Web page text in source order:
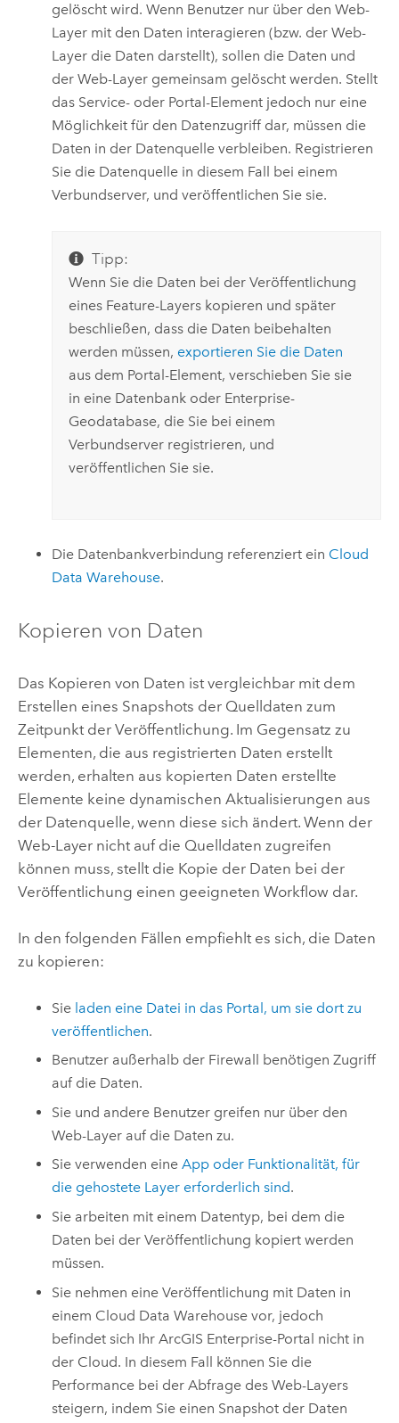
gelöscht wird. Wenn Benutzer nur über den Web-
Layer mit den Daten interagieren (bzw. der Web-
Layer die Daten darstellt), sollen die Daten und
der Web-Layer gemeinsam gelöscht werden. Stellt
das Service- oder Portal-Element jedoch nur eine
Möglichkeit für den Datenzugriff dar, müssen die
Daten in der Datenquelle verbleiben. Registrieren
Sie die Datenquelle in diesem Fall bei einem
Verbundserver, und veröffentlichen Sie sie.
Tipp:
Wenn Sie die Daten bei der Veröffentlichung
eines Feature-Layers kopieren und später
beschließen, dass die Daten beibehalten
werden müssen, exportieren Sie die Daten
aus dem Portal-Element, verschieben Sie sie
in eine Datenbank oder Enterprise-
Geodatabase, die Sie bei einem
Verbundserver registrieren, und
veröffentlichen Sie sie.
Die Datenbankverbindung referenziert ein Cloud
Data Warehouse.
Kopieren von Daten
Das Kopieren von Daten ist vergleichbar mit dem
Erstellen eines Snapshots der Quelldaten zum
Zeitpunkt der Veröffentlichung. Im Gegensatz zu
Elementen, die aus registrierten Daten erstellt
werden, erhalten aus kopierten Daten erstellte
Elemente keine dynamischen Aktualisierungen aus
der Datenquelle, wenn diese sich ändert. Wenn der
Web-Layer nicht auf die Quelldaten zugreifen
können muss, stellt die Kopie der Daten bei der
Veröffentlichung einen geeigneten Workflow dar.
In den folgenden Fällen empfiehlt es sich, die Daten
zu kopieren:
Sie laden eine Datei in das Portal, um sie dort zu
veröffentlichen.
Benutzer außerhalb der Firewall benötigen Zugriff
auf die Daten.
Sie und andere Benutzer greifen nur über den
Web-Layer auf die Daten zu.
Sie verwenden eineApp oder Funktionalität, für
die gehostete Layer erforderlich sind.
Sie arbeiten mit einem Datentyp, bei dem die
Daten bei der Veröffentlichung kopiert werden
müssen.
Sie nehmen eine Veröffentlichung mit Daten in
einem Cloud Data Warehouse vor, jedoch
befindet sich IhrArcGIS Enterprise-Portal nicht in
der Cloud. In diesem Fall können Sie die
Performance bei der Abfrage des Web-Layers
steigern, indem Sie einen Snapshot der Daten